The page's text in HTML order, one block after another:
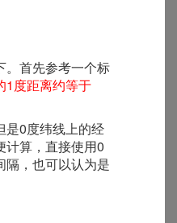
。首先参考一个标
1度距离约等于
是0度纬线上的经
计算，直接使用0
隔，也可以认为是